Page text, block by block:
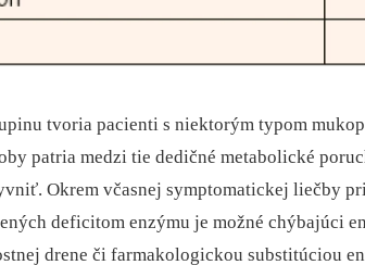
tvoria pacienti s niektorým typom
patria medzi tie dedičné metabolické
Okrem včasnej symptomatickej liečby
deficitom enzýmu je možné chýbajúci
drene či farmakologickou substitúciou